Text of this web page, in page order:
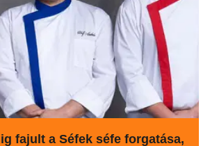
fajult a Séfek séfe forgatása,